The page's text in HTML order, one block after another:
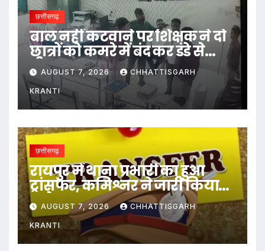
छत्तीसगढ़
बाल नहीं कटवाने पर शिक्षक ने दो
छात्रों को कमरे में बंद कर डंडे से
पीटा…
AUGUST 7, 2026 CHHATTISGARH
KRANTI
छत्तीसगढ़
रायपुर में थाना प्रभारी का हुआ
ट्रांसफर, कमिश्नर ने जारी किया
आदेश
AUGUST 7, 2026 CHHATTISGARH
KRANTI